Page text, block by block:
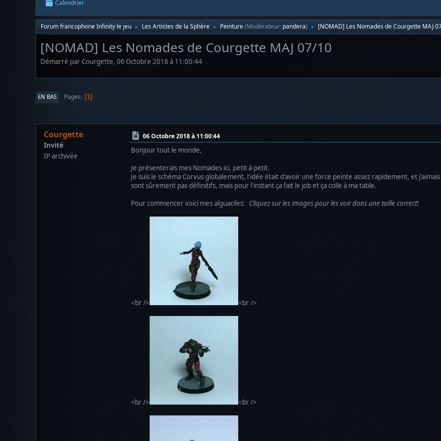
Calendrier
Forum francophone Infinity le jeu ► Les Artistes de la Sphère ► Peinture(Modérateur: pandera) ► [NOMAD] Les Nomades de Courgette MAJ
[NOMAD] Les Nomades de Courgette MAJ 07/10
Démarré par Courgette, 06 Octobre 2018 à 11:00:44
EN BAS Pages 1
Courgette
Invité
IP archivée
06 Octobre 2018 à 11:00:44
Bonjour tout le monde,
Je présenterais mes Nomades ici, petit à petit.
Je suis le schéma Corvus globalement, l'idée était d'avoir une force peinte assez rapidement, et
sont sûrement pas définitifs, mais pour l'instant ça fait le job et ça colle à ma table.
Pour commencer voici mes alguaciles: Cliquez sur les images pour les voir dans une taille correct!
<br /> <br />
<br /> <br />